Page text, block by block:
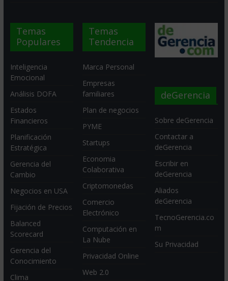
Temas
Populares
Inteligencia
Emocional
Análisis DOFA
Estados
Financieros
Planificación
Estratégica
Gerencia del
Cambio
Negocios en USA
Fijación de Precios
Balanced
Scorecard
Gerencia del
Conocimiento
Clima
Temas
Tendencia
Marca Personal
Empresas
familiares
Plan de negocios
PYME
Startups
Economia
Colaborativa
Criptomonedas
Comercio
Electrónico
Computación en
La Nube
Privacidad Online
Web 2.0
deGerencia
Sobre deGerencia
Contactar a
deGerencia
Escribir en
deGerencia
Aliados
deGerencia
TecnoGerencia.co
m
Su Privacidad